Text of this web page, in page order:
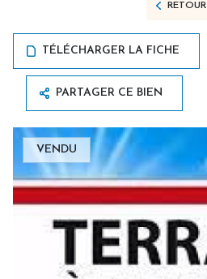
RETOUR
TÉLÉCHARGER LA FICHE
PARTAGER CE BIEN
VENDU